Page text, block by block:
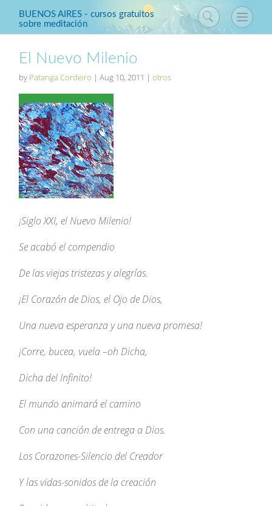
BUENOS AIRES - cursos gratuitos
sobre meditación
El Nuevo Milenio
by Patanga Cordeiro |Aug 10, 2011 |otros
¡Siglo XXI, el Nuevo Milenio!
Se acabó el compendio
De las viejas tristezas y alegrías.
¡El Corazón de Dios, el Ojo de Dios,
Una nueva esperanza y una nueva promesa!
¡Corre, bucea, vuela –oh Dicha,
Dicha del Infinito!
El mundo animará el camino
Con una canción de entrega a Dios.
Los Corazones-Silencio del Creador
Y las vidas-sonidos de la creación